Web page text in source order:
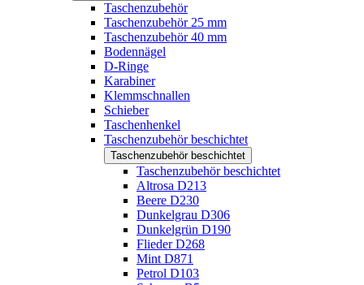
Taschenzubehör
Taschenzubehör 25 mm
Taschenzubehör 40 mm
Bodennägel
D-Ringe
Karabiner
Klemmschnallen
Schieber
Taschenhenkel
Taschenzubehör beschichtet
Taschenzubehör beschichtet
Taschenzubehör beschichtet
Altrosa D213
Beere D230
Dunkelgrau D306
Dunkelgrün D190
Flieder D268
Mint D871
Petrol D103